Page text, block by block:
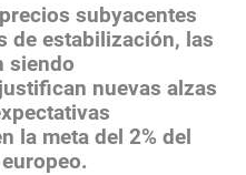
subyacentes
de estabilización, las
siendo
nuevas alzas
la meta del 2% del